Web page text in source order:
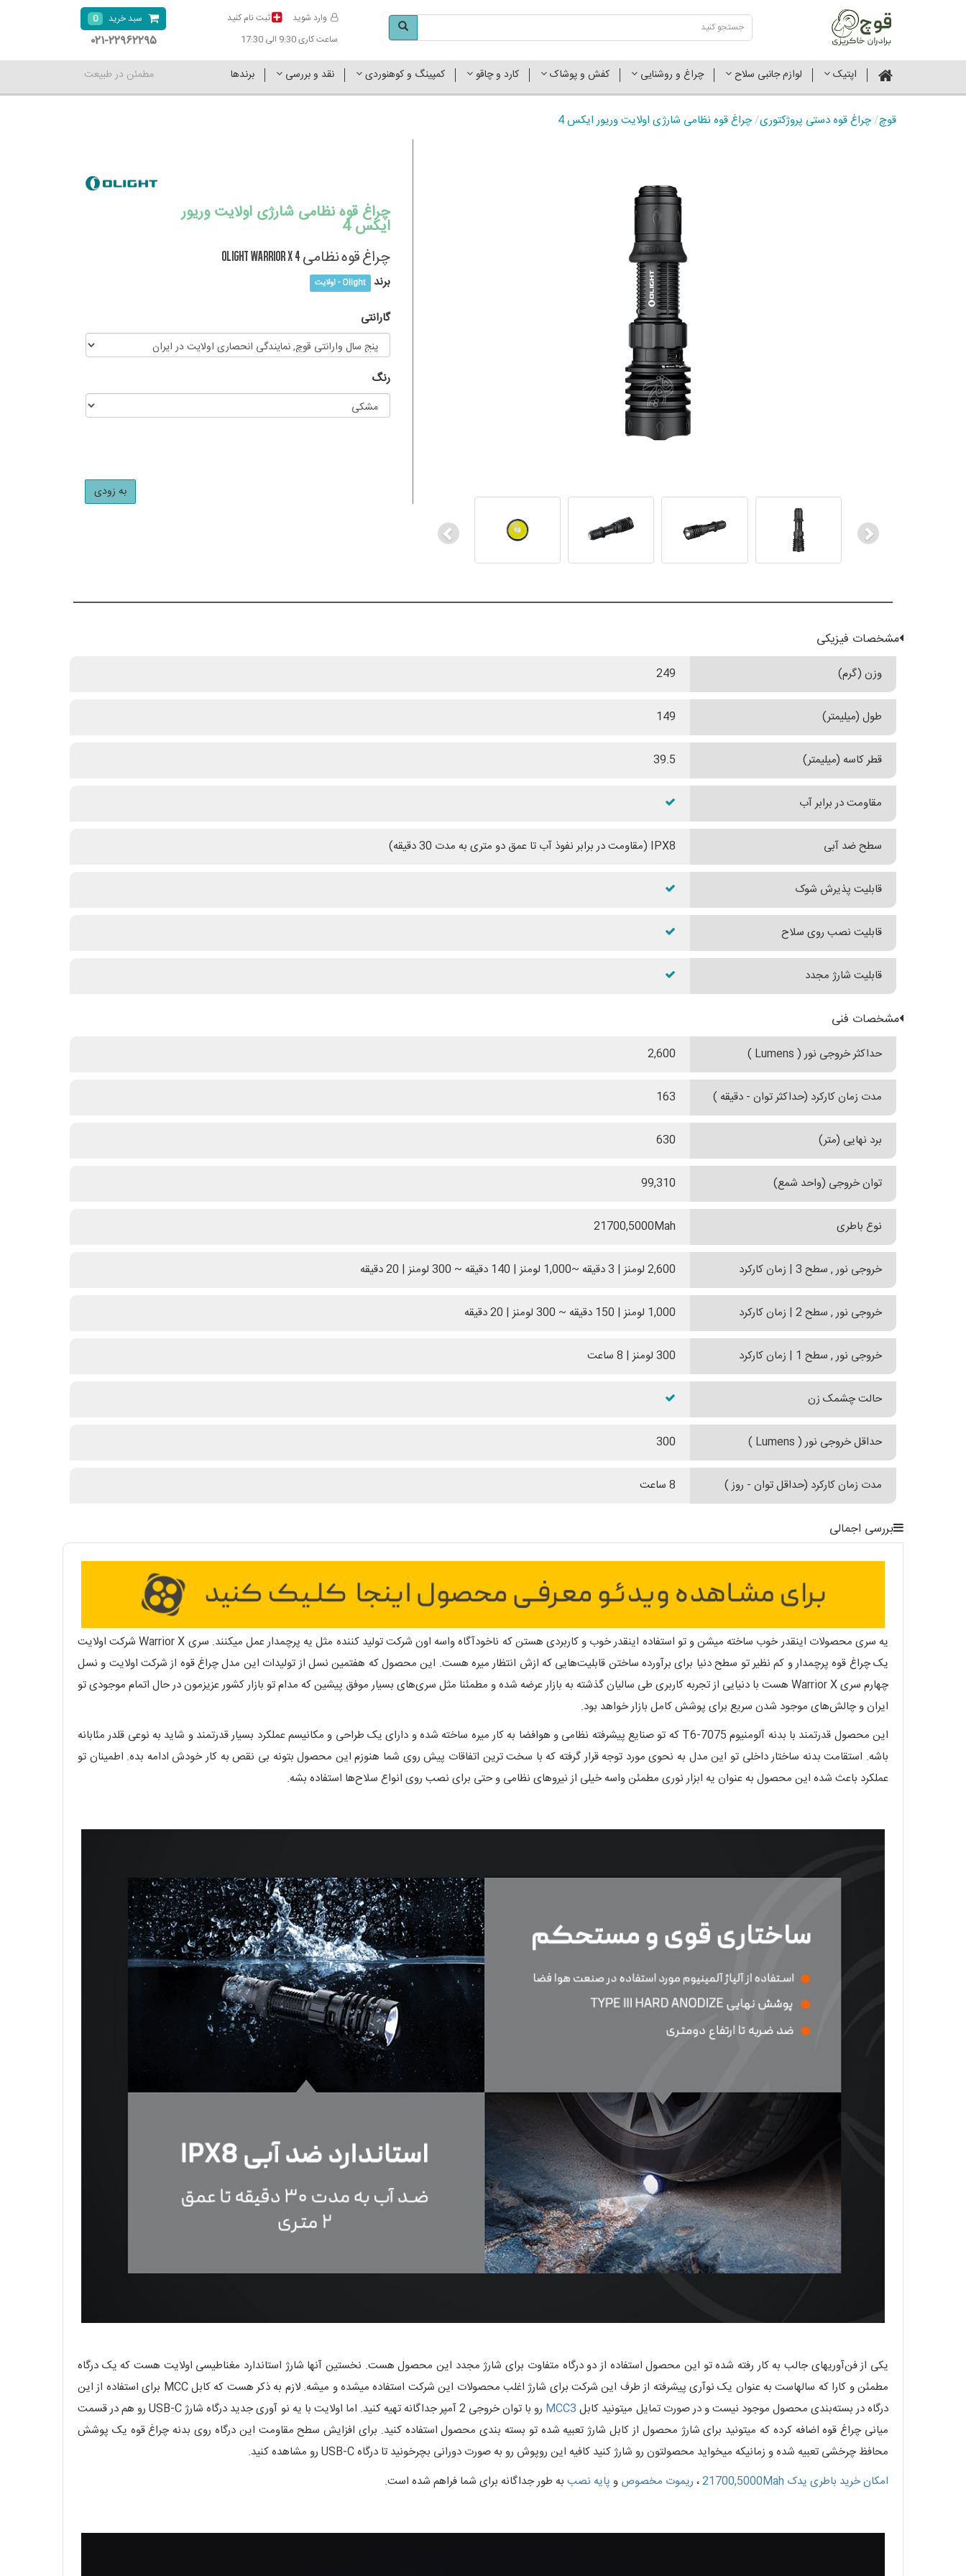
وارد شوید
ثبت نام کنید
ساعت کاری 9:30 الی 17:30
سبد خرید 0
۰۲۱-۲۲۹۶۲۲۹۵
اپتیک لوازم جانبی سلاح چراغ و روشنایی کفش و پوشاک کارد و چاقو کمپینگ و کوهنوردی نقد و بررسی برندها مطمئن در طبیعت
قوچ/چراغ قوه دستی پروژکتوری/چراغ قوه نظامی شارژی اولایت وریور ایکس 4
چراغ قوه نظامی شارژی اولایت وریور
ایکس 4
چراغ قوه نظامی OLight Warrior X 4
برند Olight - اولایت
گارانتی
رنگ
به زودی
مشخصات فیزیکی
وزن (گرم) 249
طول (میلیمتر) 149
قطر کاسه (میلیمتر) 39.5
مقاومت در برابر آب
سطح ضد آبی IPX8 (مقاومت در برابر نفوذ آب تا عمق دو متری به مدت 30 دقیقه)
قابلیت پذیرش شوک
قابلیت نصب روی سلاح
قابلیت شارژ مجدد
مشخصات فنی
حداکثر خروجی نور ( Lumens ) 2,600
مدت زمان کارکرد (حداکثر توان - دقیقه ) 163
برد نهایی (متر) 630
توان خروجی (واحد شمع) 99,310
نوع باطری 21700,5000Mah
خروجی نور , سطح 3 | زمان کارکرد 2,600 لومنز | 3 دقیقه ~1,000 لومنز | 140 دقیقه ~ 300 لومنز | 20 دقیقه
خروجی نور , سطح 2 | زمان کارکرد 1,000 لومنز | 150 دقیقه ~ 300 لومنز | 20 دقیقه
خروجی نور , سطح 1 | زمان کارکرد 300 لومنز | 8 ساعت
حالت چشمک زن
حداقل خروجی نور ( Lumens ) 300
مدت زمان کارکرد (حداقل توان - روز ) 8 ساعت
بررسی اجمالی
یه سری محصولات اینقدر خوب ساخته میشن و تو استفاده اینقدر خوب و کاربردی هستن که ناخودآگاه واسه اون شرکت تولید کننده مثل یه پرچمدار عمل میکنند. سری Warrior X شرکت اولایت
یک چراغ قوه پرچمدار و کم نظیر تو سطح دنیا برای برآورده ساختن قابلیت‌هایی که ازش انتظار میره هست. این محصول که هفتمین نسل از تولیدات این مدل چراغ قوه از شرکت اولایت و نسل
چهارم سری Warrior X هست با دنیایی از تجربه کاربری طی سالیان گذشته به بازار عرضه شده و مطمئنا مثل سری‌های بسیار موفق پیشین که مدام تو بازار کشور عزیزمون در حال اتمام موجودی تو
ایران و چالش‌های موجود شدن سریع برای پوشش کامل بازار خواهد بود.
این محصول قدرتمند با بدنه آلومنیوم T6-7075 که تو صنایع پیشرفته نظامی و هوافضا به کار میره ساخته شده و دارای یک طراحی و مکانیسم عملکرد بسیار قدرتمند و شاید به نوعی قلدر مئابانه
باشه. استقامت بدنه ساختار داخلی تو این مدل به نحوی مورد توجه قرار گرفته که با سخت ترین اتفاقات پیش روی شما هنوزم این محصول بتونه بی نقص به کار خودش ادامه بده. اطمینان تو
عملکرد باعث شده این محصول به عنوان یه ابزار نوری مطمئن واسه خیلی از نیروهای نظامی و حتی برای نصب روی انواع سلاح‌ها استفاده بشه.
یکی از فن‌آوریهای جالب به کار رفته شده تو این محصول استفاده از دو درگاه متفاوت برای شارژ مجدد این محصول هست. نخستین آنها شارژ استاندارد مغناطیسی اولایت هست که یک درگاه
مطمئن و کارا که سالهاست به عنوان یک نوآری پیشرفته از طرف این شرکت برای شارژ اغلب محصولات این شرکت استفاده میشده و میشه. لازم به ذکر هست که کابل MCC برای استفاده از این
درگاه در بسته‌بندی محصول موجود نیست و در صورت تمایل میتونید کابل MCC3
رو با توان خروجی 2 آمپر جداگانه تهیه کنید. اما اولایت با یه نو آوری جدید درگاه شارژ USB-C رو هم در قسمت
میانی چراغ قوه اضافه کرده که میتونید برای شارژ محصول از کابل شارژ تعبیه شده تو بسته بندی محصول استفاده کنید. برای افزایش سطح مقاومت این درگاه روی بدنه چراغ قوه یک پوشش
محافظ چرخشی تعبیه شده و زمانیکه میخواید محصولتون رو شارژ کنید کافیه این روپوش رو به صورت دورانی بچرخونید تا درگاه USB-C رو مشاهده کنید.
امکان خرید باطری یدک 21700,5000Mah، ریموت مخصوص و پایه نصب به طور جداگانه برای شما فراهم شده است.